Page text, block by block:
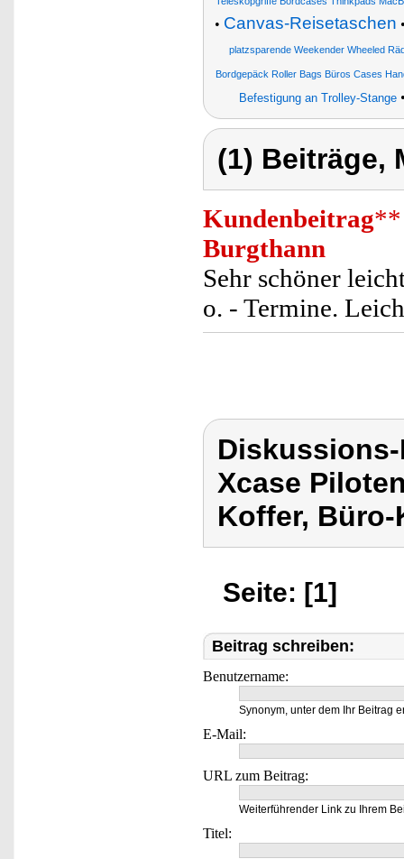
• Canvas-Reisetaschen
platzsparende Weekender Wheeled
Bordgepäck Roller Bags Büros Cases
Befestigung an Trolley-Stange
(1) Beiträge,
Kundenbeitrag**
Burgthann
Sehr schöner
o. - Termine.
Xcase
Koffer,
Seite: [1]
Beitrag schreiben:
Benutzername:
Synonym, unter dem Ihr Beitrag
E-Mail:
URL zum Beitrag:
Weiterführender Link zu Ihrem
Titel: